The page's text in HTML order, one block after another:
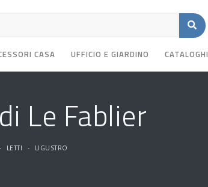
CASA UFFICIO E GIARDINO CATALOGHI
Le Fablier
- LETTI - LIGUSTRO